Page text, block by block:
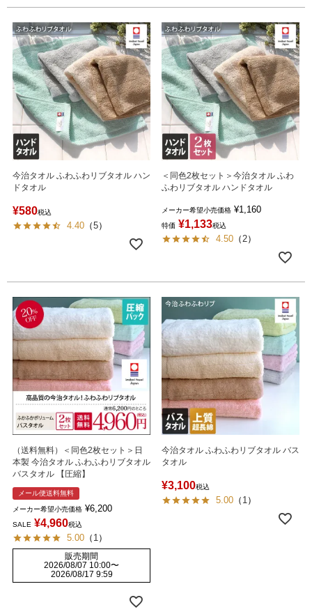
今治タオル ふわふわリブタオル ハン
ドタオル
¥580税込
4.40 （5）
＜同色2枚セット＞今治タオル ふわ
ふわリブタオル ハンドタオル
メーカー希望小売価格 ¥1,160
特価 ¥1,133税込
4.50 （2）
（送料無料）＜同色2枚セット＞日
本製 今治タオル ふわふわリブタオル
バスタオル 【圧縮】
メール便送料無料
メーカー希望小売価格 ¥6,200
SALE ¥4,960税込
5.00 （ 1）
販売期間
2026/08/07 10:00〜
2026/08/17 9:59
今治タオル ふわふわリブタオル バス
タオル
¥3,100税込
5.00 （ 1）